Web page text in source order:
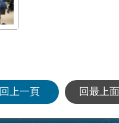
回上一頁 回最上面